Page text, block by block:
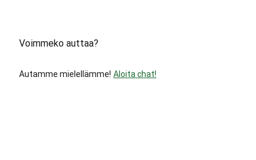
Voimmeko auttaa?
Autamme mielellämme! Aloita chat!